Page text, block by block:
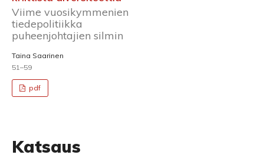
Viime vuosikymmenien
tiedepolitiikka
puheenjohtajien silmin
Taina Saarinen
51–59
pdf
Katsaus